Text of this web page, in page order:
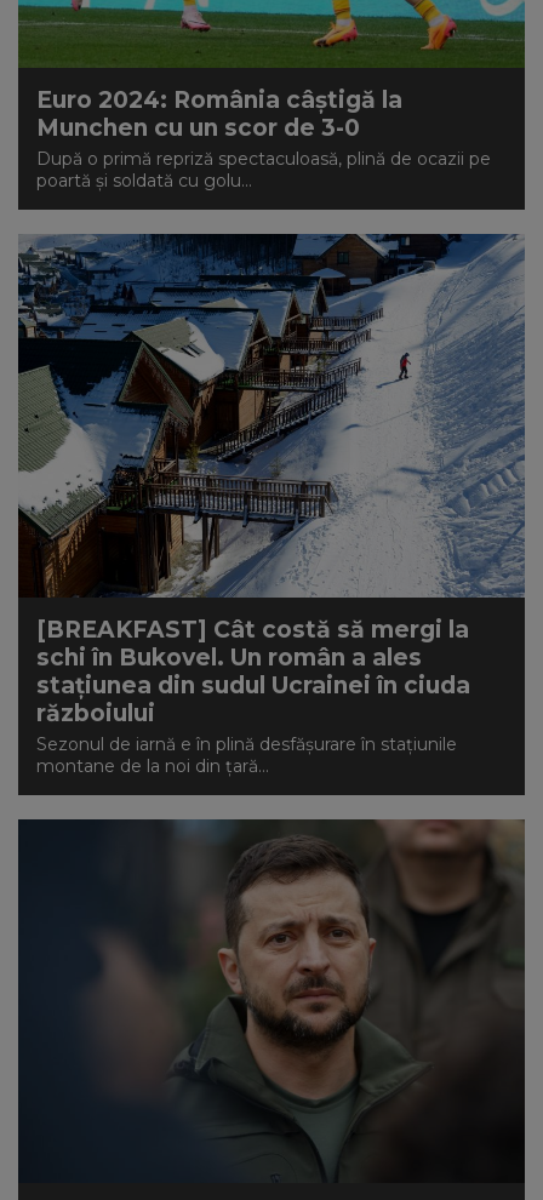
Euro 2024: România câștigă la
Munchen cu un scor de 3-0
După o primă repriză spectaculoasă, plină de ocazii pe
poartă și soldată cu golu...
[BREAKFAST] Cât costă să mergi la
schi în Bukovel. Un român a ales
stațiunea din sudul Ucrainei în ciuda
războiului
Sezonul de iarnă e în plină desfășurare în stațiunile
montane de la noi din țară...